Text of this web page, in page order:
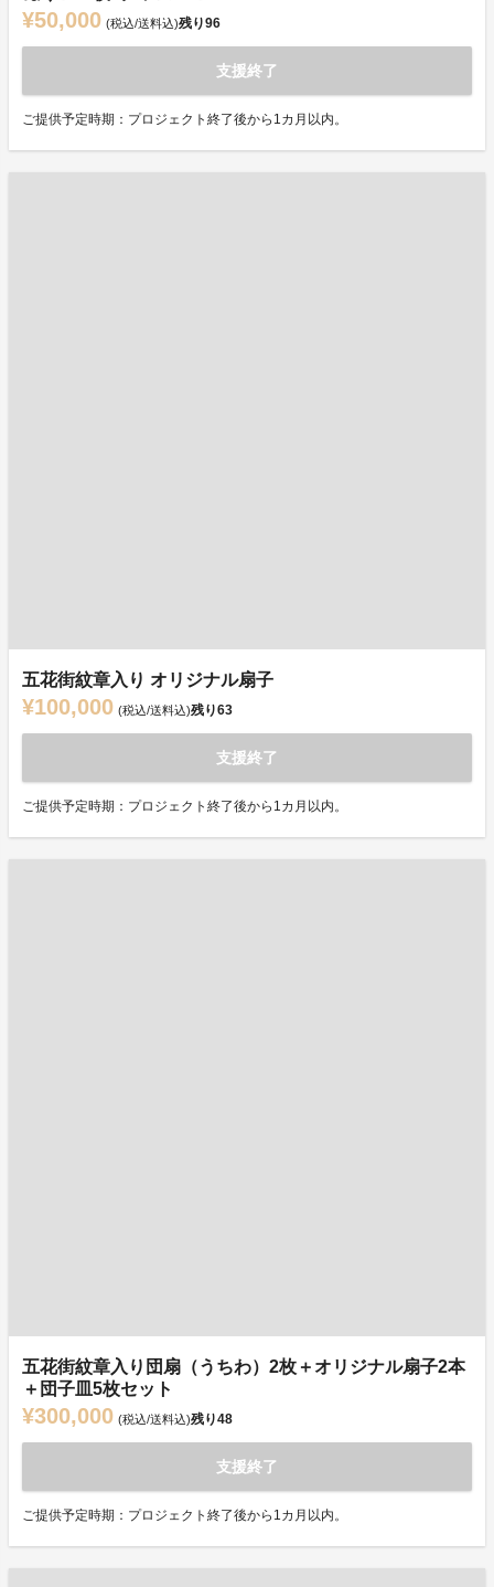
¥50,000 (税込/送料込)残り96
支援終了
ご提供予定時期：プロジェクト終了後から1カ月以内。
五花街紋章入り オリジナル扇子
¥100,000 (税込/送料込)残り63
支援終了
ご提供予定時期：プロジェクト終了後から1カ月以内。
五花街紋章入り団扇（うちわ）2枚＋オリジナル扇子2本
＋団子皿5枚セット
¥300,000 (税込/送料込)残り48
支援終了
ご提供予定時期：プロジェクト終了後から1カ月以内。